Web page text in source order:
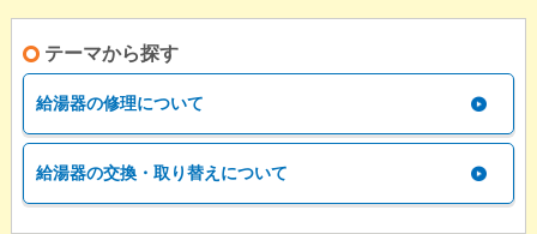
テーマから探す
給湯器の修理について
給湯器の交換・取り替えについて